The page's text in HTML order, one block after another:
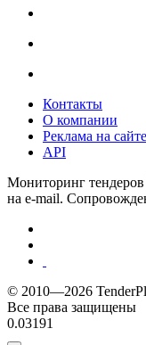
Контакты
О компании
Реклама на сайте
API
Мониторинг
на e-mail.
© 2010—2026
Все права защищены
0.03191